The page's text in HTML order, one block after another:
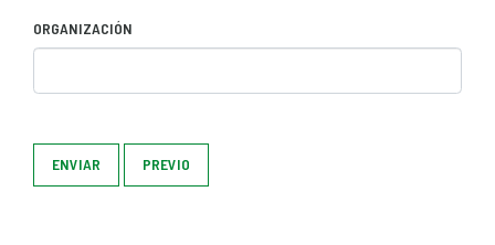
ORGANIZACIÓN
ENVIAR PREVIO